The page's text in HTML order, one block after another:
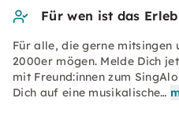
Für wen ist das
Für alle, die gerne mitsingen
2000er mögen. Melde Dich
mit Freund:innen zum
Dich auf eine musikalische…